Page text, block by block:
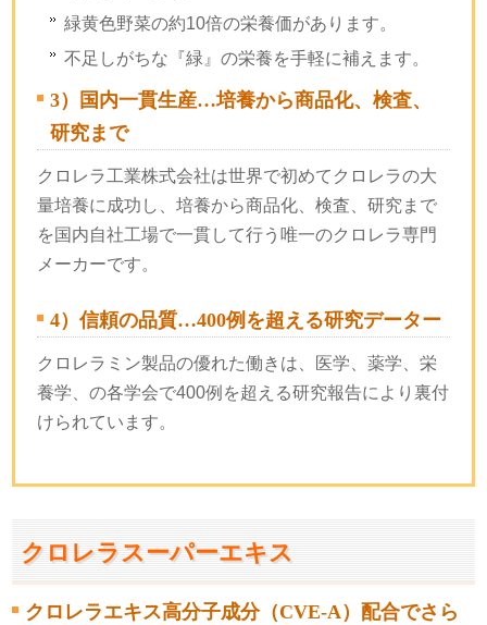
緑黄色野菜の約10倍の栄養価があります。
不足しがちな『緑』の栄養を手軽に補えます。
3）国内一貫生産…培養から商品化、検査、
研究まで
クロレラ工業株式会社は世界で初めてクロレラの大
量培養に成功し、培養から商品化、検査、研究まで
を国内自社工場で一貫して行う唯一のクロレラ専門
メーカーです。
4）信頼の品質…400例を超える研究データー
クロレラミン製品の優れた働きは、医学、薬学、栄
養学、の各学会で400例を超える研究報告により裏付
けられています。
クロレラスーパーエキス
クロレラエキス高分子成分（CVE-A）配合でさら